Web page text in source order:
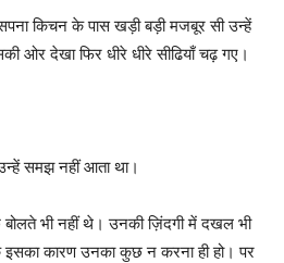
किचन के पास खड़ी बड़ी मजबूर सी उन्हें
ओर देखा फिर धीरे धीरे सीढियाँ चढ़ गए।
समझ नहीं आता था।
भी नहीं थे। उनकी ज़िंदगी में दखल भी
इसका कारण उनका कुछ न करना ही हो। पर